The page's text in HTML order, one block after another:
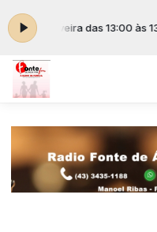
das 13:00 às 13:30Fala